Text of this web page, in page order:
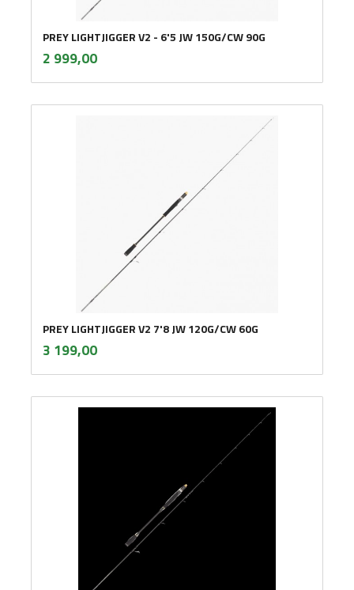
PREY LIGHTJIGGER V2 - 6'5 JW 150G/CW 90G
Pris
2 999,00mva.
PREY LIGHTJIGGER V2 7'8 JW 120G/CW 60G
Pris
3 199,00mva.